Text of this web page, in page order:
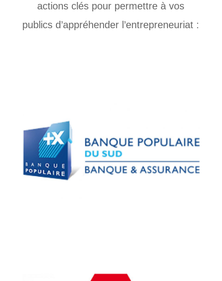
actions clés pour permettre à vos
publics d’appréhender l’entrepreneuriat :